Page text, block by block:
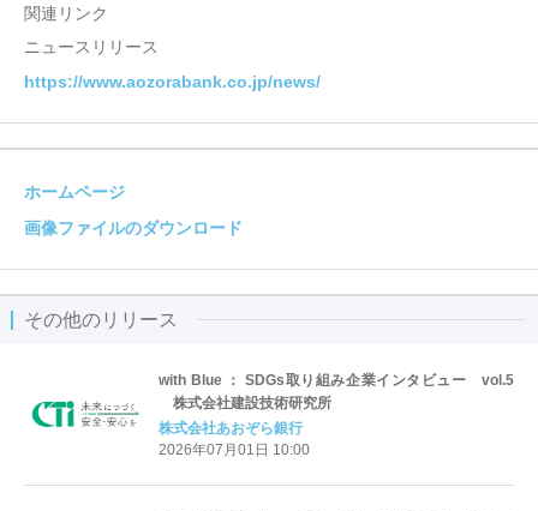
関連リンク
ニュースリリース
https://www.aozorabank.co.jp/news/
ホームページ
画像ファイルのダウンロード
その他のリリース
with Blue ： SDGs取り組み企業インタビュー vol.5
株式会社建設技術研究所
株式会社あおぞら銀行
2026年07月01日 10:00